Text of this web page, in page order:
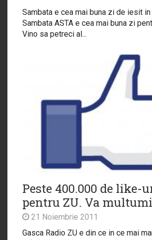
Sambata e cea mai buna zi de iesit in
Sambata ASTA e cea mai buna zi
Vino sa petreci al...
Peste 400.000 de like-
pentru ZU. Va
21 Noiembrie 2011
Gasca Radio ZU e din ce in ce mai